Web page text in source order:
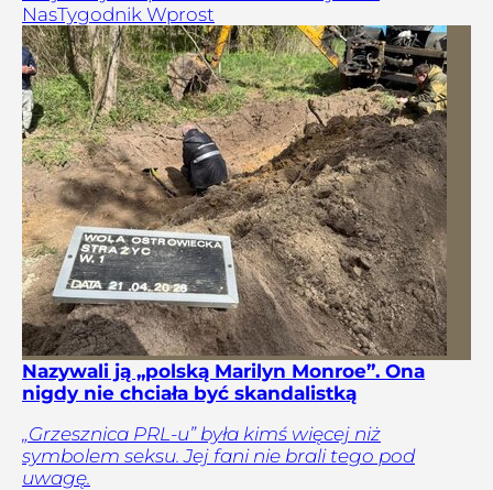
NasTygodnik Wprost
Nazywali ją „polską Marilyn Monroe”. Ona
nigdy nie chciała być skandalistką
„Grzesznica PRL-u” była kimś więcej niż
symbolem seksu. Jej fani nie brali tego pod
uwagę.